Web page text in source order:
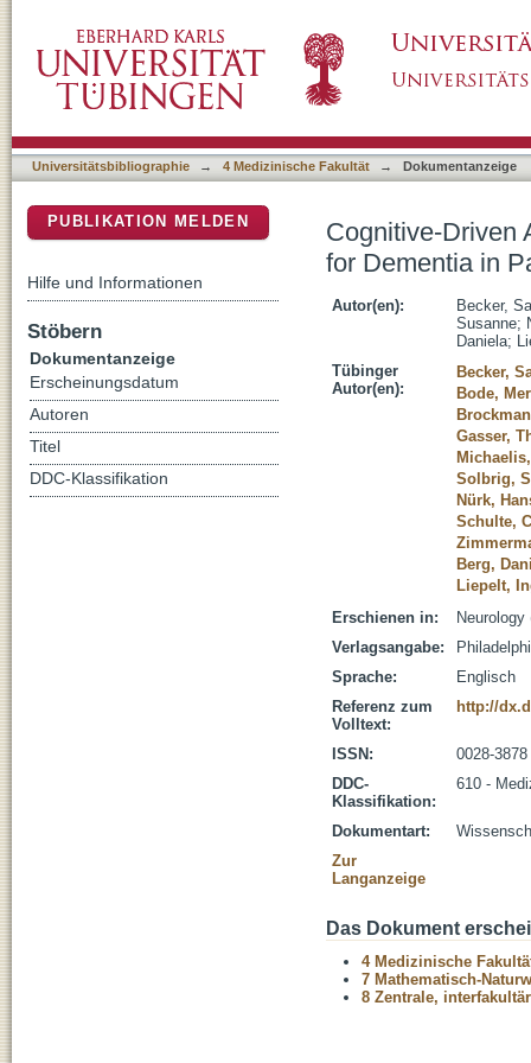
Disease
Universitätsbibliographie → 4 Medizinische Fakultät → Dokumentanzeige
Cognitive-Driven
for Dementia in
Autor(en):
Becker,
Susanne;
Daniela;
Tübinger
Autor(en):
Becker,
Bode,
Gasser,
Solbrig,
Nürk,
Schulte,
Berg,
Liepelt,
Erschienen in:
Verlagsangabe:
Sprache:
Englisch
Referenz zum
Volltext:
http://
ISSN:
0028-3878
DDC-
Klassifikation:
610 -
Dokumentart:
Zur
Langanzeige
Das Dokument
4 Medizinische
7 Mathematisch-
8 Zentrale,
PUBLIKATION MELDEN
Hilfe und Informationen
Stöbern
Dokumentanzeige
Erscheinungsdatum
Autoren
Titel
DDC-Klassifikation